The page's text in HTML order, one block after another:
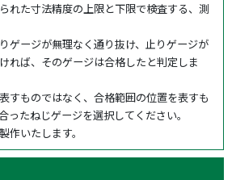
れた寸法精度の上限と下限で検査する、測
ゲージが無理なく通り抜け、止りゲージが
れば、そのゲージは合格したと判定しま
すものではなく、合格範囲の位置を表すも
ったねじゲージを選択してください。
いたします。